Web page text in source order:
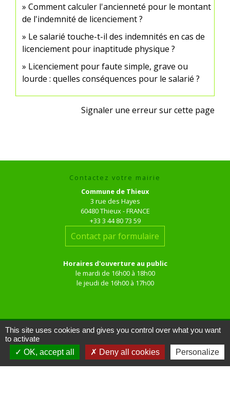
Comment calculer l'ancienneté pour le montant
de l'indemnité de licenciement ?
Le salarié touche-t-il des indemnités en cas de
licenciement pour inaptitude physique ?
Licenciement pour faute simple, grave ou
lourde : quelles conséquences pour le salarié ?
Signaler une erreur sur cette page
Contactez votre mairie
Commune de Thieux
3 rue des Hayes
60480 Thieux - FRANCE
+33 3 44 80 73 59
Contact par formulaire
Horaires d'ouverture au public
le mardi de 16h00 à 18h00
le jeudi de 16h00 à 17h00
Liens
This site uses cookies and gives you control over what you want
to activate
OK, accept all
Deny all cookies Personalize